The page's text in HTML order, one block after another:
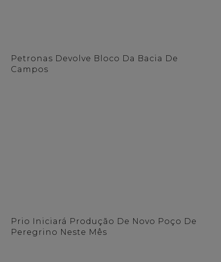
Petronas Devolve Bloco Da Bacia De
Campos
Prio Iniciará Produção De Novo Poço De
Peregrino Neste Mês